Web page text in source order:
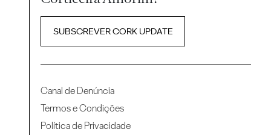
SUBSCREVER CORK UPDATE
Canal de Denúncia
Termos e Condições
Política de Privacidade